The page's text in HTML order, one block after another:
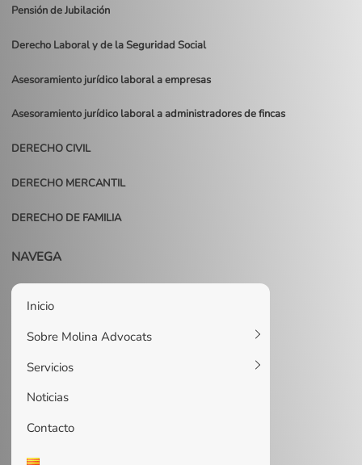
Pensión de Jubilación
Derecho Laboral y de la Seguridad Social
Asesoramiento jurídico laboral a empresas
Asesoramiento jurídico laboral a administradores de fincas
DERECHO CIVIL
DERECHO MERCANTIL
DERECHO DE FAMILIA
NAVEGA
Inicio
Sobre Molina Advocats
Servicios
Noticias
Contacto